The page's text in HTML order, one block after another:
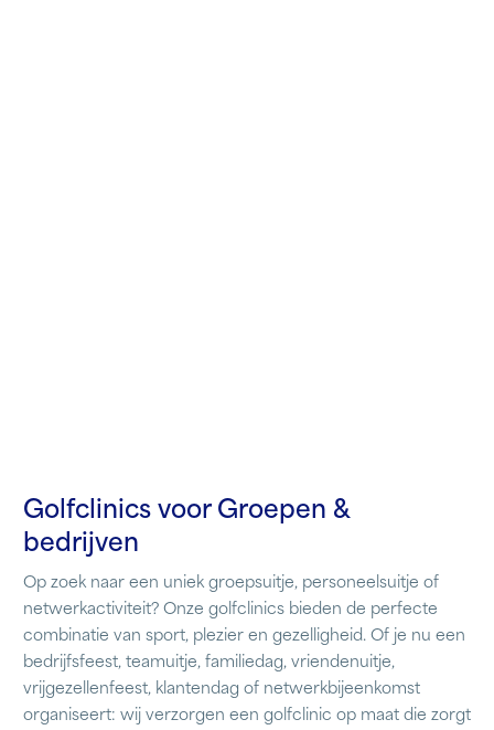
Golfclinics voor Groepen &
bedrijven
Op zoek naar een uniek groepsuitje, personeelsuitje of
netwerkactiviteit? Onze golfclinics bieden de perfecte
combinatie van sport, plezier en gezelligheid. Of je nu een
bedrijfsfeest, teamuitje, familiedag, vriendenuitje,
vrijgezellenfeest, klantendag of netwerkbijeenkomst
organiseert: wij verzorgen een golfclinic op maat die zorgt